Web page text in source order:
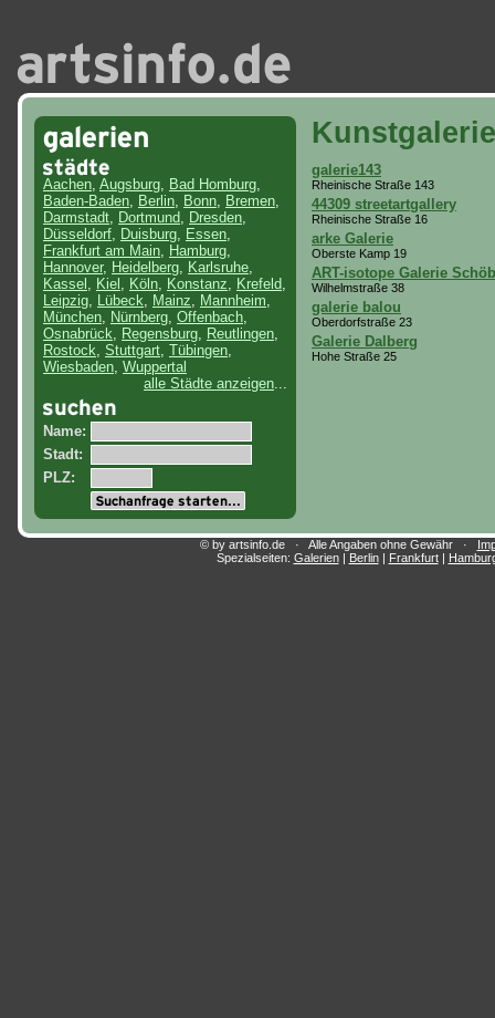
Aachen, Augsburg, Bad Homburg,
Baden-Baden, Berlin, Bonn, Bremen,
Darmstadt, Dortmund, Dresden,
Düsseldorf, Duisburg, Essen,
Frankfurt am Main, Hamburg,
Hannover, Heidelberg, Karlsruhe,
Kassel , Kiel , Köln, Konstanz, Krefeld,
Leipzig, Lübeck, Mainz, Mannheim,
München, Nürnberg, Offenbach,
Osnabrück, Regensburg, Reutlingen,
Rostock, Stuttgart, Tübingen,
Wiesbaden, Wuppertal
alle Städte anzeigen...
Name:
Stadt:
PLZ:
galerie143
Rheinische Straße 143
44309 streetartgallery
Rheinische Straße 16
arke Galerie
Oberste Kamp 19
ART-isotope Galerie
Wilhelmstraße 38
galerie balou
Oberdorfstraße 23
Galerie Dalberg
Hohe Straße 25
© by artsinfo.de · Alle Angaben ohne Gewähr ·
Spezialseiten: Galerien| Berlin| Frankfurt|